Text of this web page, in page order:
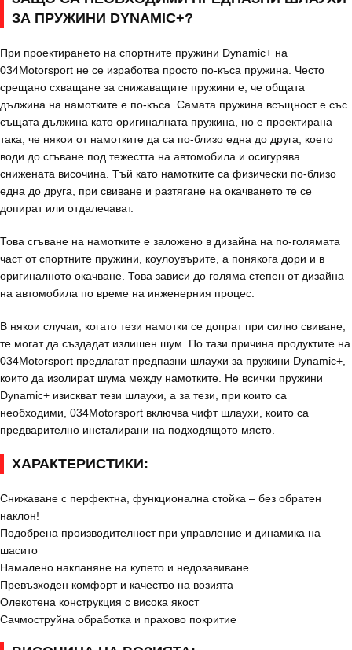
ЗА ПРУЖИНИ DYNAMIC+?
При проектирането на спортните пружини Dynamic+ на
034Motorsport не се изработва просто по-къса пружина. Често
срещано схващане за снижаващите пружини е, че общата
дължина на намотките е по-къса. Самата пружина всъщност е със
същата дължина като оригиналната пружина, но е проектирана
така, че някои от намотките да са по-близо една до друга, което
води до сгъване под тежестта на автомобила и осигурява
снижената височина. Тъй като намотките са физически по-близо
една до друга, при свиване и разтягане на окачването те се
допират или отдалечават.
Това сгъване на намотките е заложено в дизайна на по-голямата
част от спортните пружини, коулоувърите, а понякога дори и в
оригиналното окачване. Това зависи до голяма степен от дизайна
на автомобила по време на инженерния процес.
В някои случаи, когато тези намотки се допрат при силно свиване,
те могат да създадат излишен шум. По тази причина продуктите на
034Motorsport предлагат предпазни шлаухи за пружини Dynamic+,
които да изолират шума между намотките. Не всички пружини
Dynamic+ изискват тези шлаухи, а за тези, при които са
необходими, 034Motorsport включва чифт шлаухи, които са
предварително инсталирани на подходящото място.
ХАРАКТЕРИСТИКИ:
Снижаване с перфектна, функционална стойка – без обратен
наклон!
Подобрена производителност при управление и динамика на
шасито
Намалено накланяне на купето и недозавиване
Превъзходен комфорт и качество на возията
Олекотена конструкция с висока якост
Сачмоструйна обработка и прахово покритие